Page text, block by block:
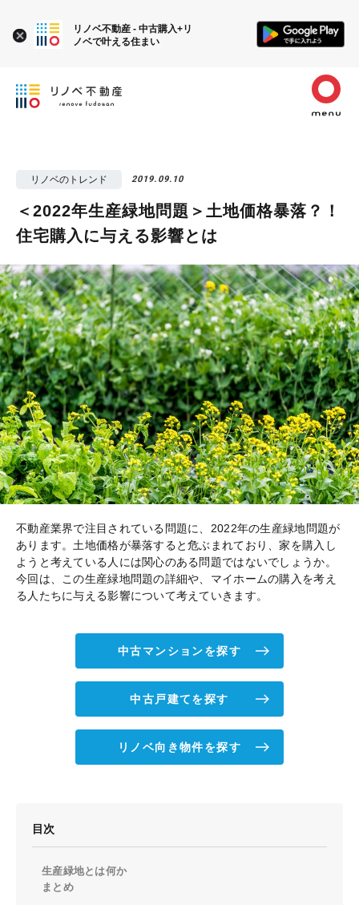
リノベのトレンド 2019.09.10
＜2022年生産緑地問題＞土地価格暴落？！
住宅購入に与える影響とは
不動産業界で注目されている問題に、2022年の生産緑地問題が
あります。土地価格が暴落すると危ぶまれており、家を購入し
ようと考えている人には関心のある問題ではないでしょうか。
今回は、この生産緑地問題の詳細や、マイホームの購入を考え
る人たちに与える影響について考えていきます。
中古マンションを探す
中古戸建てを探す
リノベ向き物件を探す
目次
生産緑地とは何か
まとめ
リノベ不動産 - 中古購入+リ
ノベで叶える住まい